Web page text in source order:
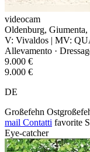
videocam
Oldenburg,
V: Vivaldos | MV:
Allevamento ·
9.000 €
9.000 €
DE
Großefehn
mail Contatti favorite
Eye-catcher